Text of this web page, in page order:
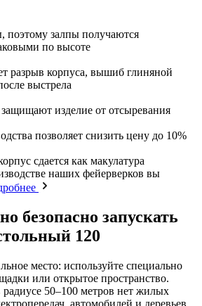
поэтому залпы получаются
по высоте
разрыв корпуса, вышиб глиняной
выстрела
изделие от отсыревания
позволяет снизить цену до 10%
сдается как макулатура
наших фейерверков вы
безопасно запускать
120
место: используйте специально
или открытое пространство.
радиусе 50–100 метров нет жилых